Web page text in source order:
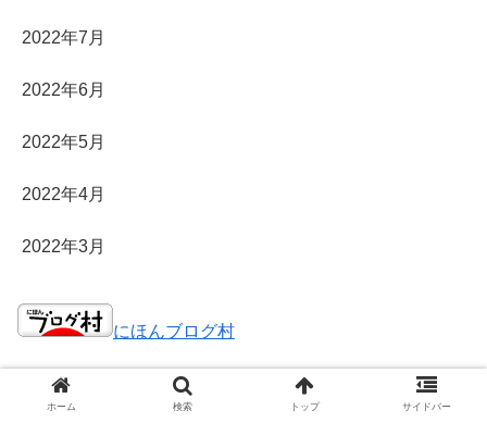
2022年7月
2022年6月
2022年5月
2022年4月
2022年3月
にほんブログ村
運営者情報
ホーム 検索 トップ サイドバー